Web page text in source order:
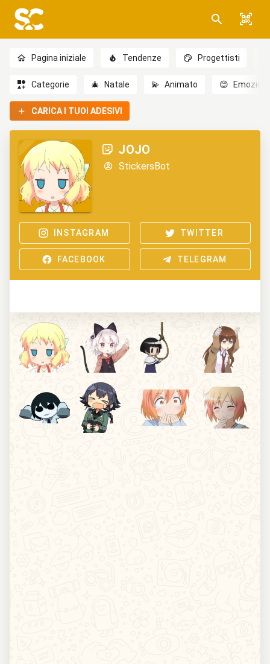
Pagina iniziale Tendenze Progettisti
Categorie 🎄 Natale 💫 Animato 😊 Emozioni
CARICA I TUOI ADESIVI
JOJO
StickersBot
INSTAGRAM TWITTER
FACEBOOK TELEGRAM